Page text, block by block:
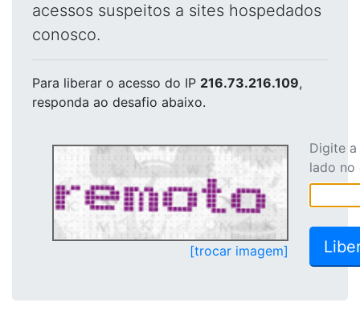
acessos suspeitos a sites hospedados
conosco.
Para liberar o acesso do IP 216.73.216.109,
responda ao desafio abaixo.
[trocar imagem]
Digite
lado no